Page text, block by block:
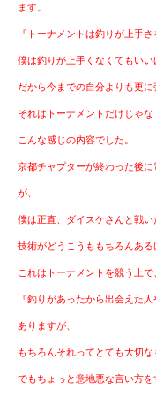
ます。
『トーナメントは釣りが上手
僕は釣りが上手くなくてもいい
だから今までの自分よりも更に
それはトーナメントだけじゃな
こんな感じの内容でした。
京都チャプターが終わった後
が、
僕は正直、ダイスケさんと戦い
技術がどうこうももちろんある
これはトーナメントを競う上
『釣りがあったから出会えた
ありますが、
もちろんそれってとても大切
でもちょっと意地悪な言い方